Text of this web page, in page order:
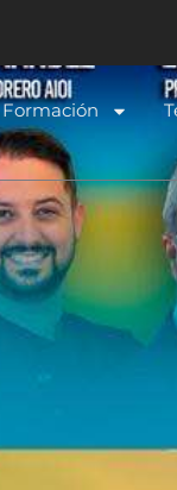
Formación